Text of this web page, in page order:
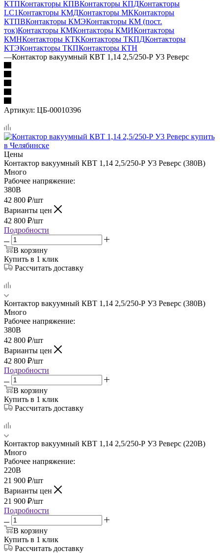
КТПКонтакторы КПВКонтакторы КПДКонтакторы
LC1Контакторы КМДКонтакторы МККонтакторы
КТПВКонтакторы КМЭКонтакторы КМ (пост.
ток)Контакторы КМКонтакторы КМИКонтакторы
КМНКонтакторы КТККонтакторы ТКПДКонтакторы
КТЭКонтакторы ТКПКонтакторы КТН
—Контактор вакуумный КВТ 1,14 2,5/250-Р У3 Реверс
Артикул: ЦБ-00010396
Цены
Контактор вакуумный КВТ 1,14 2,5/250-Р У3 Реверс (380В)
Много
Рабочее напряжение:
380В
42 800 ₽/шт
Варианты цен
42 800 ₽/шт
Подробности
В корзину
Купить в 1 клик
Рассчитать доставку
Контактор вакуумный КВТ 1,14 2,5/250-Р У3 Реверс (380В)
Много
Рабочее напряжение:
380В
42 800 ₽/шт
Варианты цен
42 800 ₽/шт
Подробности
В корзину
Купить в 1 клик
Рассчитать доставку
Контактор вакуумный КВТ 1,14 2,5/250-Р У3 Реверс (220В)
Много
Рабочее напряжение:
220В
21 900 ₽/шт
Варианты цен
21 900 ₽/шт
Подробности
В корзину
Купить в 1 клик
Рассчитать доставку